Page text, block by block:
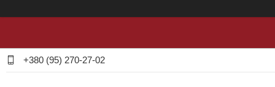
+380 (95) 270-27-02